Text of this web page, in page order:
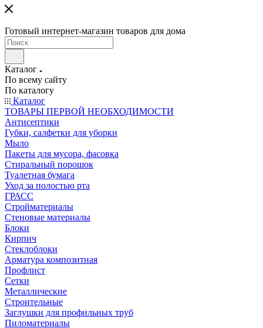
Готовый интернет-магазин товаров для дома
Каталог
По всему сайту
По каталогу
Каталог
ТОВАРЫ ПЕРВОЙ НЕОБХОДИМОСТИ
Антисептики
Губки, салфетки для уборки
Мыло
Пакеты для мусора, фасовка
Стиральный порошок
Туалетная бумага
Уход за полостью рта
ГРАСС
Стройматериалы
Стеновые материалы
Блоки
Кирпич
Стеклоблоки
Арматура композитная
Профлист
Сетки
Металлические
Строительные
Заглушки для профильных труб
Пиломатериалы